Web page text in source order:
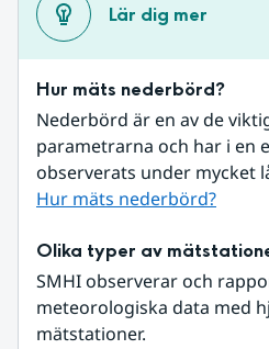
Lär dig mer
Hur mäts nederbörd?
Nederbörd är en av de
parametrarna och har i en
observerats under mycket
Hur mäts nederbörd?
Olika typer av
SMHI observerar och
meteorologiska data med
mätstationer.